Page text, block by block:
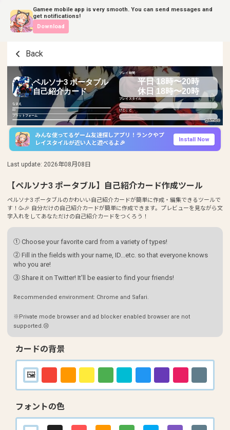
Gamee mobile app is very smooth. You can send messages and
get notifications!
Download
Back
ペルソナ3 ポータブル
自己紹介カード
なまえ
ID
プラットフォーム
プレイ時間
平日 18時〜20時
休日 18時〜20時
プレイスタイル
ひとこと
みんな使ってるゲーム友達探しアプリ！ランクやプ
レイスタイルが近い人と遊べるよ🎉
Install Now
Last update: 2026年08月08日
【ペルソナ3 ポータブル】自己紹介カード作成ツール
ペルソナ3 ポータブルのかわいい自己紹介カードが簡単に作成・編集できるツールで
す！🥳🎉 自分だけの自己紹介カードが簡単に作成できます。プレビューを見ながら文
字入れをしてあなただけの自己紹介カードをつくろう！
① Choose your favorite card from a variety of types!
② Fill in the fields with your name, ID...etc. so that everyone knows
who you are!
③ Share it on Twitter! It'll be easier to find your friends!
Recommended environment: Chrome and Safari.
※Private mode browser and ad blocker enabled browser are not
supported.😢
カードの背景
フォントの色